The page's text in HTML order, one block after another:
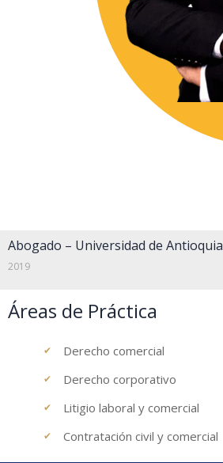
Abogado – Universidad de Antioquia
2019
Áreas de Práctica
Derecho comercial
Derecho corporativo
Litigio laboral y comercial
Contratación civil y comercial